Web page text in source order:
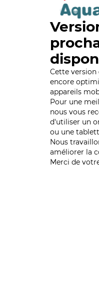
Cette version
encore
appareils
Pour une
nous vous
d'utiliser un
ou une
Nous
améliorer la
Merci de